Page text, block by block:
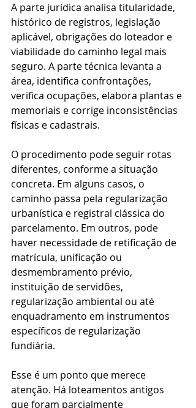
A parte jurídica analisa titularidade,
histórico de registros, legislação
aplicável, obrigações do loteador e
viabilidade do caminho legal mais
seguro. A parte técnica levanta a
área, identifica confrontações,
verifica ocupações, elabora plantas e
memoriais e corrige inconsistências
físicas e cadastrais.
O procedimento pode seguir rotas
diferentes, conforme a situação
concreta. Em alguns casos, o
caminho passa pela regularização
urbanística e registral clássica do
parcelamento. Em outros, pode
haver necessidade de retificação de
matrícula, unificação ou
desmembramento prévio,
instituição de servidões,
regularização ambiental ou até
enquadramento em instrumentos
específicos de regularização
fundiária.
Esse é um ponto que merece
atenção. Há loteamentos antigos
que foram parcialmente